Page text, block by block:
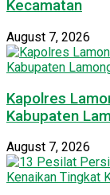
Kecamatan
August 7, 2026
Kapolres
Kabupaten
August 7, 2026